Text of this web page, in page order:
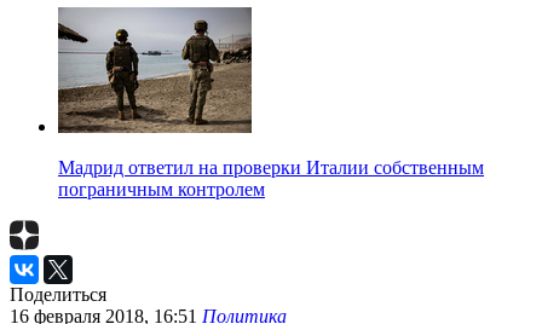
Мадрид ответил на проверки Италии собственным
пограничным контролем
Поделиться
16 февраля 2018, 16:51 Политика